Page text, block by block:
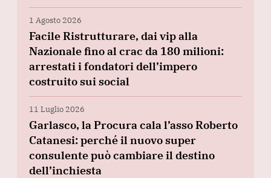
1 Agosto 2026
Facile Ristrutturare, dai vip alla
Nazionale fino al crac da 180 milioni:
arrestati i fondatori dell’impero
costruito sui social
11 Luglio 2026
Garlasco, la Procura cala l’asso Roberto
Catanesi: perché il nuovo super
consulente può cambiare il destino
dell’inchiesta